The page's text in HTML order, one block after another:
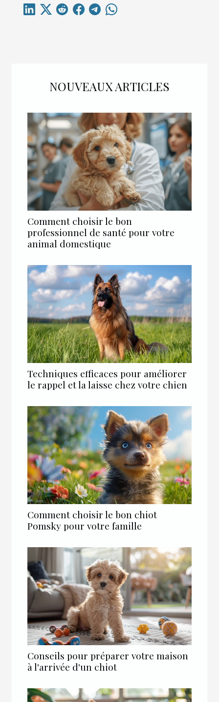
NOUVEAUX ARTICLES
Comment choisir le bon
professionnel de santé pour votre
animal domestique
Techniques efficaces pour améliorer
le rappel et la laisse chez votre chien
Comment choisir le bon chiot
Pomsky pour votre famille
Conseils pour préparer votre maison
à l'arrivée d'un chiot